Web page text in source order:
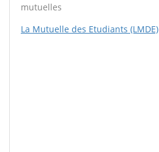
mutuelles
La Mutuelle des Etudiants (LMDE)